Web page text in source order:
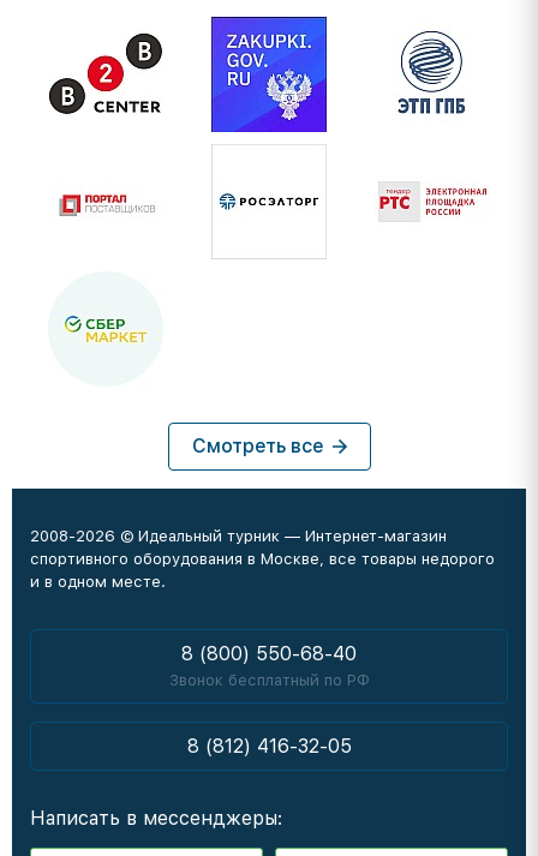
Смотреть все
2008-2026 © Идеальный турник — Интернет-магазин
спортивного оборудования в Москве, все товары недорого
и в одном месте.
8 (800) 550-68-40
Звонок бесплатный по РФ
8 (812) 416-32-05
Написать в мессенджеры: